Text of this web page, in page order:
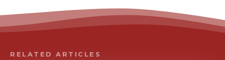
RELATED ARTICLES